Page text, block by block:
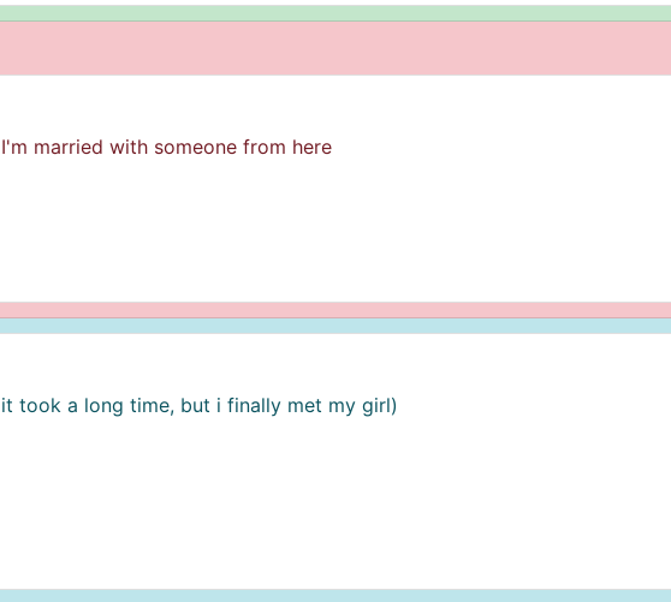
I'm married with someone from here
it took a long time, but i finally met my girl)